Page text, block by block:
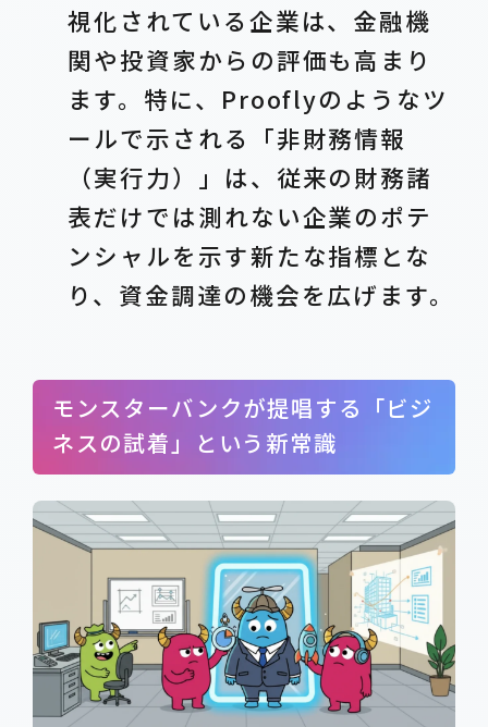
視化されている企業は、金融機
関や投資家からの評価も高まり
ます。特に、Prooflyのようなツ
ールで示される「非財務情報
（実行力）」は、従来の財務諸
表だけでは測れない企業のポテ
ンシャルを示す新たな指標とな
り、資金調達の機会を広げます。
モンスターバンクが提唱する「ビジ
ネスの試着」という新常識